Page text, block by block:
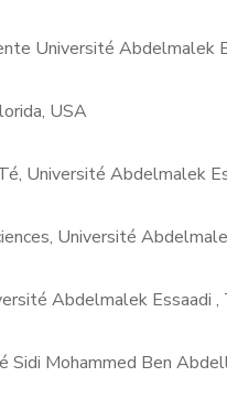
Université Abdelmalek
USA
Université Abdelmalek
Université
Abdelmalek Essaadi ,
Sidi Mohammed Ben